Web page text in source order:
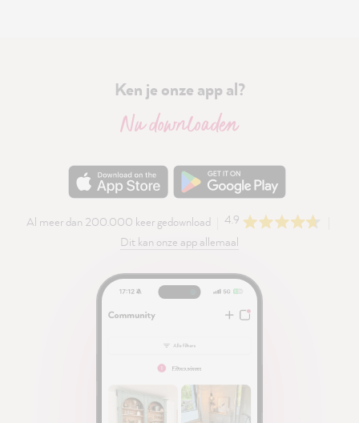
Ken je onze app al?
Nu downloaden
Al meer dan 200.000 keer gedownload
4.9
Dit kan onze app allemaal